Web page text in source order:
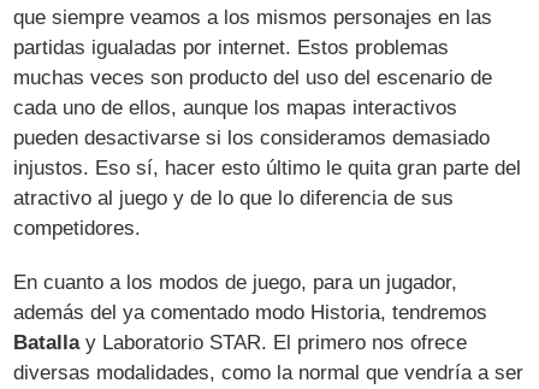
que siempre veamos a los mismos personajes en las
partidas igualadas por internet. Estos problemas
muchas veces son producto del uso del escenario de
cada uno de ellos, aunque los mapas interactivos
pueden desactivarse si los consideramos demasiado
injustos. Eso sí, hacer esto último le quita gran parte del
atractivo al juego y de lo que lo diferencia de sus
competidores.
En cuanto a los modos de juego, para un jugador,
además del ya comentado modo Historia, tendremos
Batallay Laboratorio STAR. El primero nos ofrece
diversas modalidades, como la normal que vendría a ser